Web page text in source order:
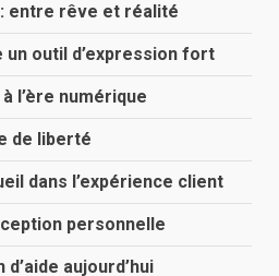
: entre rêve et réalité
outil d’expression fort
l’ère numérique
de liberté
dans l’expérience client
personnelle
aujourd’hui